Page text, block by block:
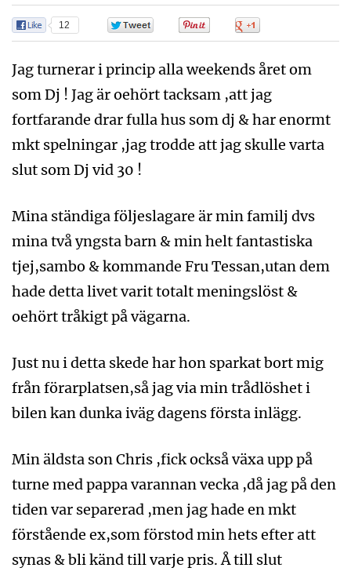
12
Jag turnerar i princip alla weekends året om
som Dj ! Jag är oehört tacksam ,att jag
fortfarande drar fulla hus som dj & har enormt
mkt spelningar ,jag trodde att jag skulle varta
slut som Dj vid 30 !
Mina ständiga följeslagare är min familj dvs
mina två yngsta barn & min helt fantastiska
tjej,sambo & kommande Fru Tessan,utan dem
hade detta livet varit totalt meningslöst &
oehört tråkigt på vägarna.
Just nu i detta skede har hon sparkat bort mig
från förarplatsen,så jag via min trådlöshet i
bilen kan dunka iväg dagens första inlägg.
Min äldsta son Chris ,fick också växa upp på
turne med pappa varannan vecka ,då jag på den
tiden var separerad ,men jag hade en mkt
förstående ex,som förstod min hets efter att
synas & bli känd till varje pris. Å till slut